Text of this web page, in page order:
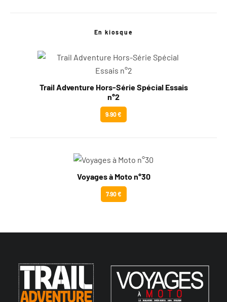
En kiosque
Trail Adventure Hors-Série Spécial Essais
n°2
9.90 €
Voyages à Moto n°30
7.90 €